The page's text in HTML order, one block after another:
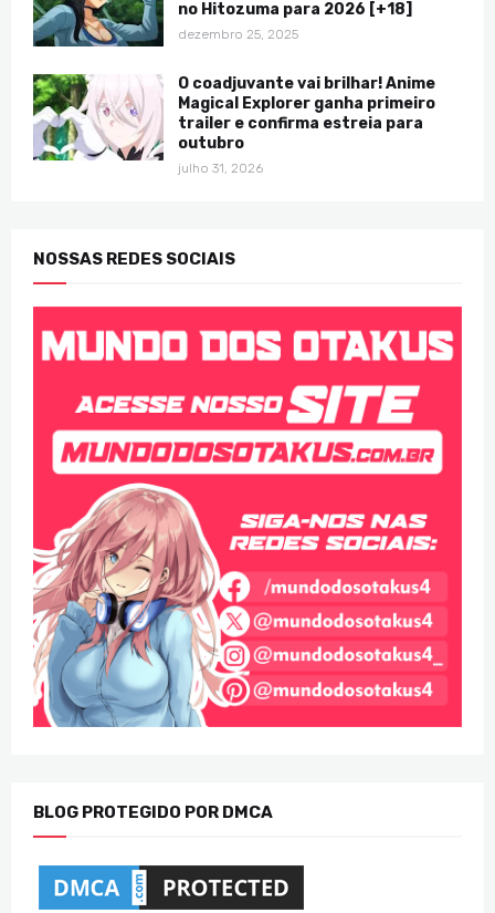
no Hitozuma para 2026 [+18]
dezembro 25, 2025
O coadjuvante vai brilhar! Anime
Magical Explorer ganha primeiro
trailer e confirma estreia para
outubro
julho 31, 2026
NOSSAS REDES SOCIAIS
BLOG PROTEGIDO POR DMCA